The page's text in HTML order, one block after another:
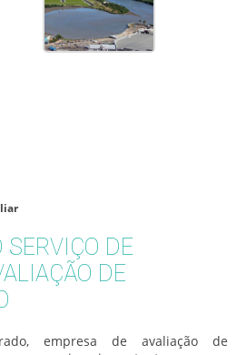
SERVIÇO DE
DE
empresa de avaliação de